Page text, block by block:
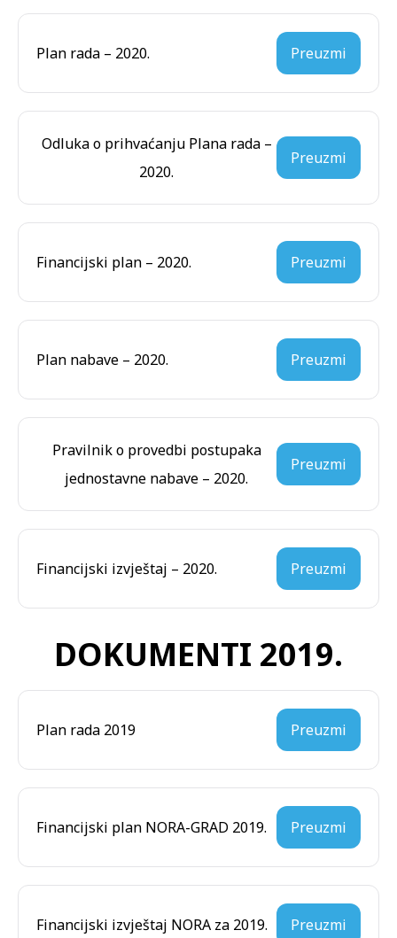
Plan rada – 2020. Preuzmi
Odluka o prihvaćanju Plana rada –
2020.
Preuzmi
Financijski plan – 2020. Preuzmi
Plan nabave – 2020. Preuzmi
Pravilnik o provedbi postupaka
jednostavne nabave – 2020.
Preuzmi
Financijski izvještaj – 2020. Preuzmi
DOKUMENTI 2019.
Plan rada 2019 Preuzmi
Financijski plan NORA-GRAD 2019. Preuzmi
Financijski izvještaj NORA za 2019. Preuzmi